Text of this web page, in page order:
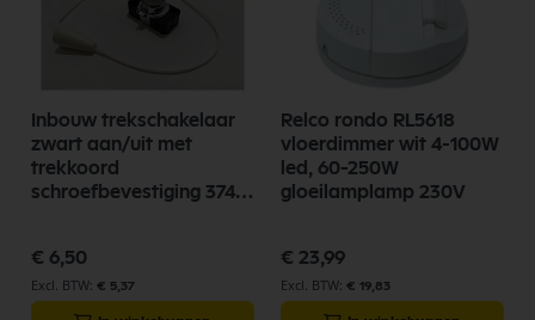
Inbouw trekschakelaar
zwart aan/uit met
trekkoord
schroefbevestiging 3746-
€ 6,50
€ 5,37
Relco rondo RL5618
vloerdimmer wit 4-100W
led, 60-250W
gloeilamplamp 230V
€ 23,99
€ 19,83